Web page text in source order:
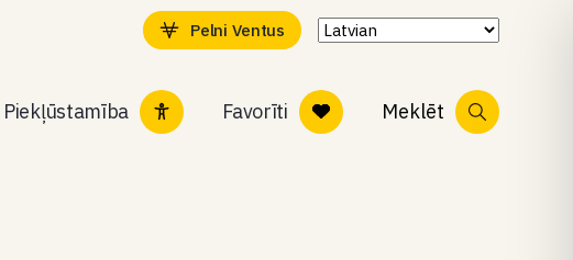
Pelni Ventus
Piekļūstamība Favorīti Meklēt